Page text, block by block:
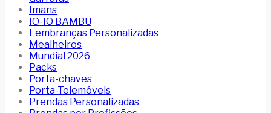
Imans
IO-IO BAMBU
Lembranças Personalizadas
Mealheiros
Mundial 2026
Packs
Porta-chaves
Porta-Telemóveis
Prendas Personalizadas